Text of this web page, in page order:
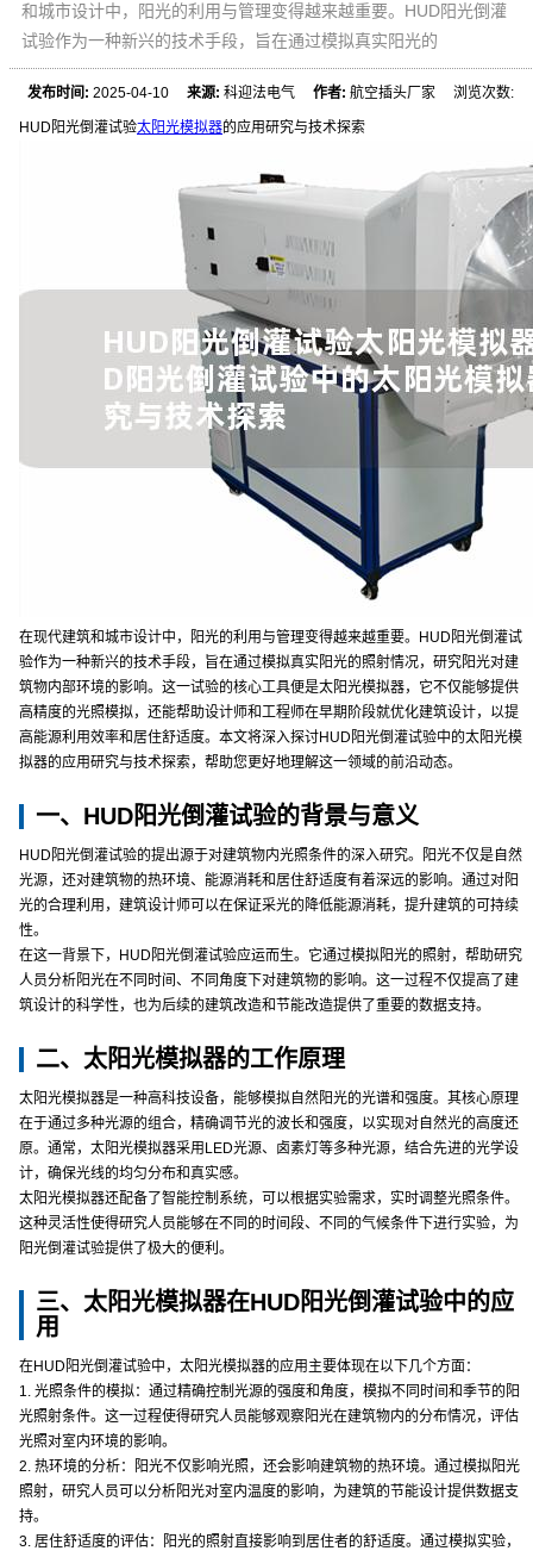
和城市设计中，阳光的利用与管理变得越来越重要。HUD阳光倒灌
试验作为一种新兴的技术手段，旨在通过模拟真实阳光的
发布时间: 2025-04-10来源: 科迎法电气作者: 航空插头厂家 浏览次数:
HUD阳光倒灌试验太阳光模拟器的应用研究与技术探索
在现代建筑和城市设计中，阳光的利用与管理变得越来越重要。HUD阳光倒灌试
验作为一种新兴的技术手段，旨在通过模拟真实阳光的照射情况，研究阳光对建
筑物内部环境的影响。这一试验的核心工具便是太阳光模拟器，它不仅能够提供
高精度的光照模拟，还能帮助设计师和工程师在早期阶段就优化建筑设计，以提
高能源利用效率和居住舒适度。本文将深入探讨HUD阳光倒灌试验中的太阳光模
拟器的应用研究与技术探索，帮助您更好地理解这一领域的前沿动态。
一、HUD阳光倒灌试验的背景与意义
HUD阳光倒灌试验的提出源于对建筑物内光照条件的深入研究。阳光不仅是自然
光源，还对建筑物的热环境、能源消耗和居住舒适度有着深远的影响。通过对阳
光的合理利用，建筑设计师可以在保证采光的降低能源消耗，提升建筑的可持续
性。
在这一背景下，HUD阳光倒灌试验应运而生。它通过模拟阳光的照射，帮助研究
人员分析阳光在不同时间、不同角度下对建筑物的影响。这一过程不仅提高了建
筑设计的科学性，也为后续的建筑改造和节能改造提供了重要的数据支持。
二、太阳光模拟器的工作原理
太阳光模拟器是一种高科技设备，能够模拟自然阳光的光谱和强度。其核心原理
在于通过多种光源的组合，精确调节光的波长和强度，以实现对自然光的高度还
原。通常，太阳光模拟器采用LED光源、卤素灯等多种光源，结合先进的光学设
计，确保光线的均匀分布和真实感。
太阳光模拟器还配备了智能控制系统，可以根据实验需求，实时调整光照条件。
这种灵活性使得研究人员能够在不同的时间段、不同的气候条件下进行实验，为
阳光倒灌试验提供了极大的便利。
三、太阳光模拟器在HUD阳光倒灌试验中的应
用
在HUD阳光倒灌试验中，太阳光模拟器的应用主要体现在以下几个方面：
1. 光照条件的模拟：通过精确控制光源的强度和角度，模拟不同时间和季节的阳
光照射条件。这一过程使得研究人员能够观察阳光在建筑物内的分布情况，评估
光照对室内环境的影响。
2. 热环境的分析：阳光不仅影响光照，还会影响建筑物的热环境。通过模拟阳光
照射，研究人员可以分析阳光对室内温度的影响，为建筑的节能设计提供数据支
持。
3. 居住舒适度的评估：阳光的照射直接影响到居住者的舒适度。通过模拟实验，